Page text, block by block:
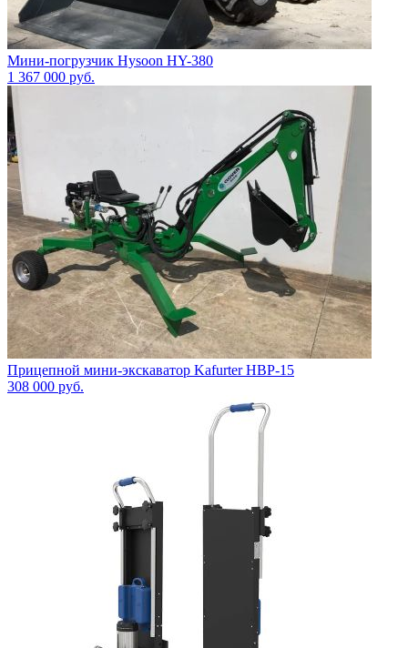
Мини-погрузчик Hysoon HY-380
1 367 000 руб.
Прицепной мини-экскаватор Kafurter HBP-15
308 000 руб.